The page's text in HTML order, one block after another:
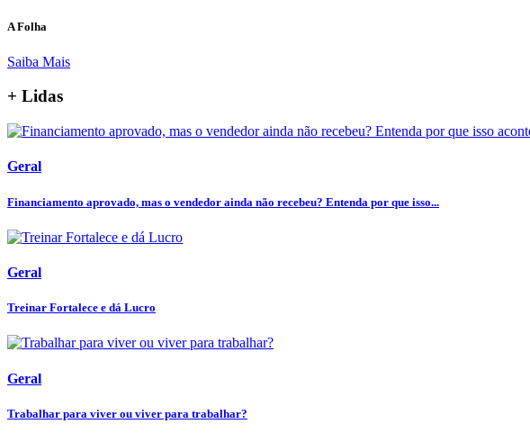
A Folha
Saiba Mais
+ Lidas
Geral
Financiamento aprovado, mas o vendedor ainda não recebeu? Entenda por que isso...
Geral
Treinar Fortalece e dá Lucro
Geral
Trabalhar para viver ou viver para trabalhar?